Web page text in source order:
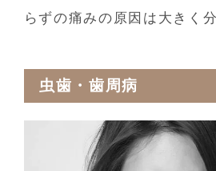
らずの痛みの原因は大きく
虫歯・歯周病